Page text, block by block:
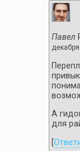
Павел
А
для